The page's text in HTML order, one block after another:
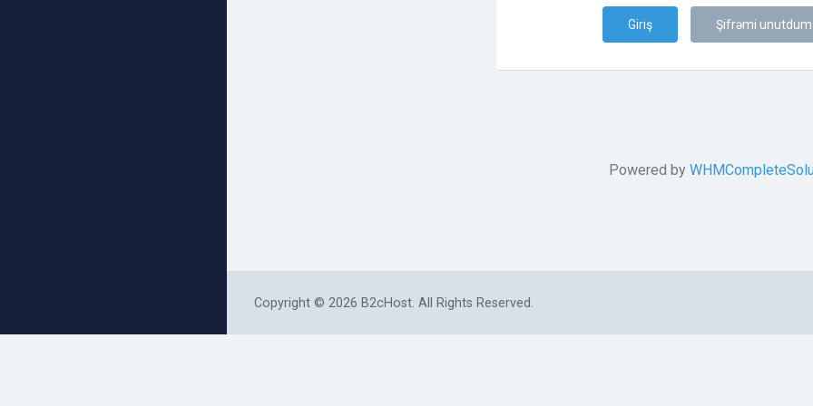
Şifrəmi
Powered by
Copyright © 2026 B2cHost. All Rights Reserved.